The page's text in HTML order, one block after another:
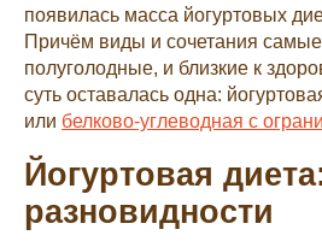
появилась масса йогуртовых
Причём виды и сочетания
полуголодные, и близкие к
суть оставалась одна:
или белково-углеводная с
Йогуртовая
разновидности